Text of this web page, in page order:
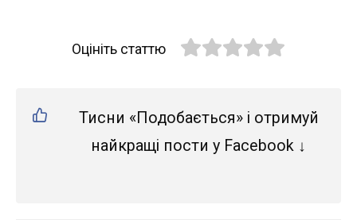
Оцініть статтю
Тисни «Подобається» і отримуй
найкращі пости у Facebook ↓